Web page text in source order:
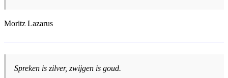
Moritz Lazarus
Spreken is zilver, zwijgen is goud.